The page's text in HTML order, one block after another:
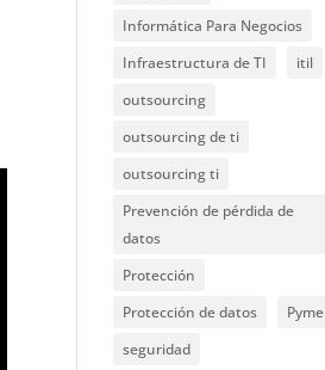
Informática Para Negocios
Infraestructura de TI
itil
outsourcing
outsourcing de ti
outsourcing ti
Prevención de pérdida de
datos
Protección
Protección de datos
Pyme
seguridad